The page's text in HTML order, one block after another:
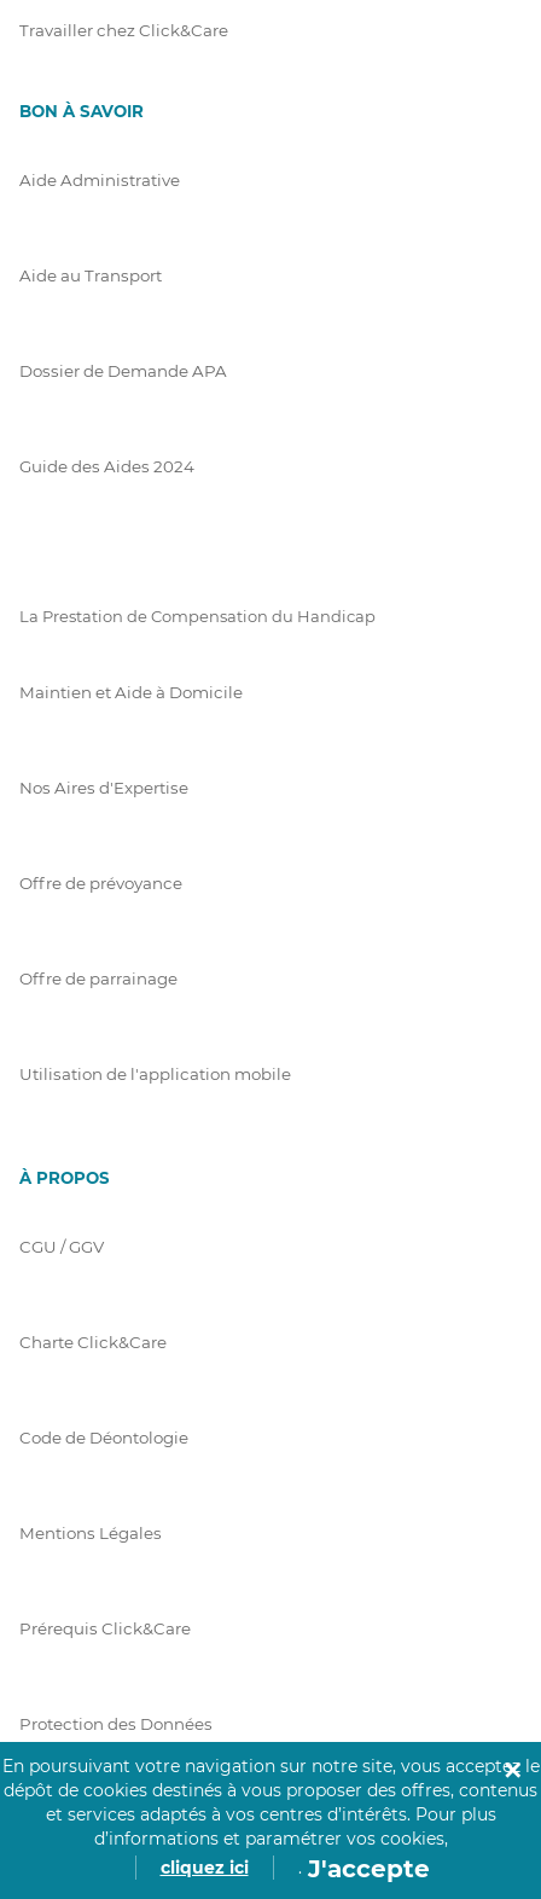
Travailler chez Click&Care
BON À SAVOIR
Aide Administrative
Aide au Transport
Dossier de Demande APA
Guide des Aides 2024
La Prestation de Compensation du Handicap
Maintien et Aide à Domicile
Nos Aires d'Expertise
Offre de prévoyance
Offre de parrainage
Utilisation de l'application mobile
À PROPOS
CGU / GGV
Charte Click&Care
Code de Déontologie
Mentions Légales
Prérequis Click&Care
Protection des Données
Vie Privée
En poursuivant votre navigation sur notre site, vous acceptez le
dépôt de cookies destinés à vous proposer des offres, contenus
et services adaptés à vos centres d’intérêts. Pour plus
d’informations et paramétrer vos cookies,
cliquez ici
. J'accepte
✕